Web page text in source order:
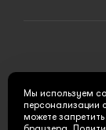
Мы используем
персонализации
можете